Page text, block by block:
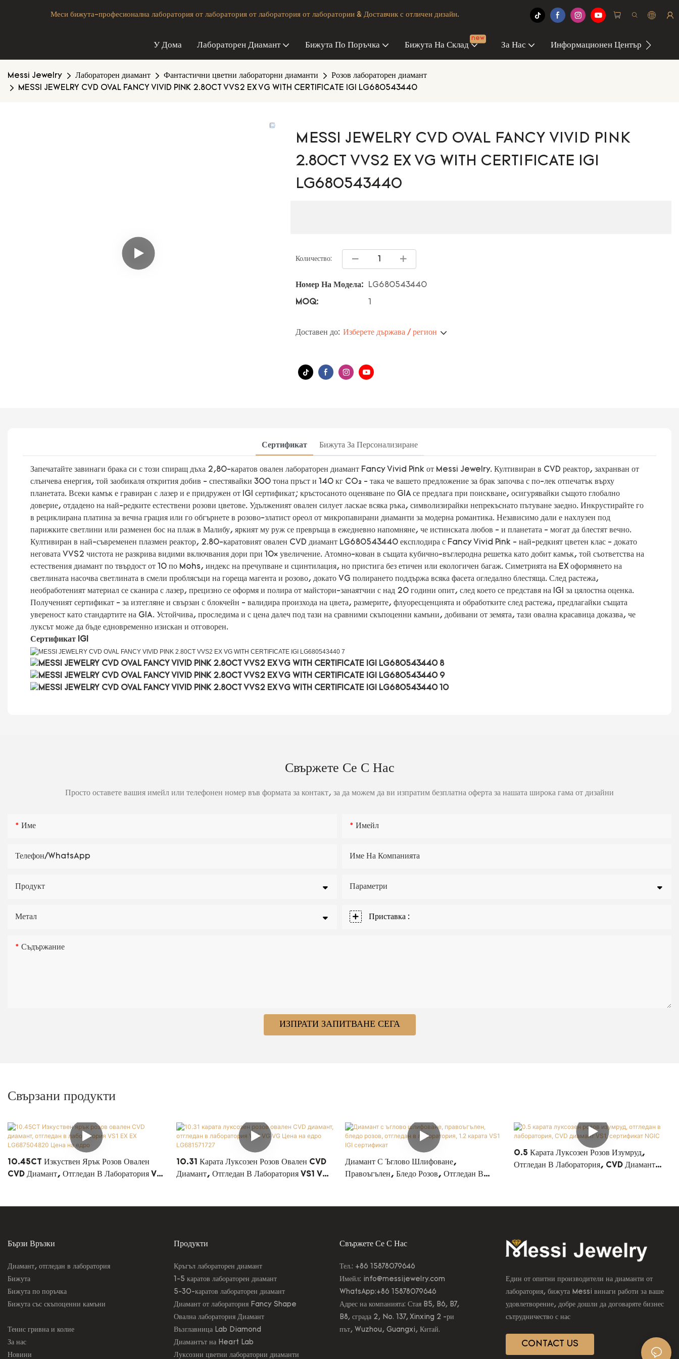
Меси бижута-професионална лаборатория от лаборатория от лаборатория от лаборатории & Доставчик с отличен дизайн.
У Дома Лабораторен Диамант Бижута По Поръчка Бижута На Склад
new
За Нас Информационен Център
Messi Jewelry Лабораторен диамант Фантастични цветни лабораторни диаманти
Розов лабораторен диамант
MESSI JEWELRY CVD OVAL FANCY VIVID PINK 2.80CT VVS2 EX VG WITH CERTIFICATE IGI LG680543440
MESSI JEWELRY CVD OVAL FANCY VIVID PINK
2.80CT VVS2 EX VG WITH CERTIFICATE IGI
LG680543440
Количество:
Номер На Модела: LG680543440
MOQ: 1
Доставен до: Изберете държава / регион
Сертификат Бижута За Персонализиране
Запечатайте завинаги брака си с този спиращ дъха 2,80-каратов овален лабораторен диамант Fancy Vivid Pink от Messi Jewelry. Култивиран в CVD реактор, захранван от
слънчева енергия, той заобикаля открития добив - спестявайки 300 тона пръст и 140 кг CO₂ - така че вашето предложение за брак започва с по-лек отпечатък върху
планетата. Всеки камък е гравиран с лазер и е придружен от IGI сертификат; кръстосаното оценяване по GIA се предлага при поискване, осигурявайки същото глобално
доверие, отдадено на най-редките естествени розови цветове. Удълженият овален силует ласкае всяка ръка, символизирайки непрекъснато пътуване заедно. Инкрустирайте го
в рециклирана платина за вечна грация или го обгърнете в розово-златист ореол от микропавирани диаманти за модерна романтика. Независимо дали е нахлузен под
парижките светлини или разменен бос на плаж в Малибу, яркият му руж се превръща в ежедневно напомняне, че истинската любов - и планетата - могат да блестят вечно.
Култивиран в най-съвременен плазмен реактор, 2.80-каратовият овален CVD диамант LG680543440 експлодира с Fancy Vivid Pink - най-редкият цветен клас - докато
неговата VVS2 чистота не разкрива видими включвания дори при 10× увеличение. Атомно-кован в същата кубично-въглеродна решетка като добит камък, той съответства на
естествения диамант по твърдост от 10 по Mohs, индекс на пречупване и сцинтилация, но пристига без етичен или екологичен багаж. Симетрията на EX оформянето на
светлината насочва светлината в смели проблясъци на гореща магента и розово, докато VG полирането поддържа всяка фасета огледално блестяща. След растежа,
необработеният материал се сканира с лазер, прецизно се оформя и полира от майстори-занаятчии с над 20 години опит, след което се представя на IGI за цялостна оценка.
Полученият сертификат - за изтегляне и свързан с блокчейн - валидира произхода на цвета, размерите, флуоресценцията и обработките след растежа, предлагайки същата
увереност като стандартите на GIA. Устойчива, проследима и с цена далеч под тази на сравними скъпоценни камъни, добивани от земята, тази овална красавица доказва, че
луксът може да бъде едновременно изискан и отговорен.
Сертификат IGI
Свържете Се С Нас
Просто оставете вашия имейл или телефонен номер във формата за контакт, за да можем да ви изпратим безплатна оферта за нашата широка гама от дизайни
Име Имейл
Телефон/WhatsApp Име На Компанията
Продукт Параметри
Метал Приставка :
Съдържание
ИЗПРАТИ ЗАПИТВАНЕ СЕГА
Свързани продукти
10.45CT Изкуствен Ярък Розов Овален
CVD Диамант, Отгледан В Лаборатория VS1
10.31 Карата Луксозен Розов Овален CVD
Диамант, Отгледан В Лаборатория VS1 VG
Диамант С Ъглово Шлифоване,
Правоъгълен, Бледо Розов, Отгледан В
0.5 Карата Луксозен Розов Изумруд,
Отгледан В Лаборатория, CVD Диамант
Бързи Връзки
Диамант, отгледан в лаборатория
Бижута
Бижута по поръчка
Бижута със скъпоценни камъни
Тенис гривна и колие
За нас
Новини
Продукти
Кръгъл лабораторен диамант
1-5 каратов лабораторен диамант
5-30-каратов лабораторен диамант
Диамант от лаборатория Fancy Shape
Овална лаборатория Диамант
Възглавница Lab Diamond
Диамантът на Heart Lab
Луксозни цветни лабораторни диаманти
Свържете Се С Нас
Тел.: +86 15878079646
Имейл: info@messijewelry.com
WhatsApp:+86 15878079646
Адрес на компанията: Стая B5, B6, B7,
B8, сграда 2, No. 137, Xinxing 2 -ри
път, Wuzhou, Guangxi, Китай.
Един от опитни производители на диаманти от
лаборатория, бижута Messi винаги работи за ваше
удовлетворение, добре дошли да договаряте бизнес
сътрудничество с нас
CONTACT US